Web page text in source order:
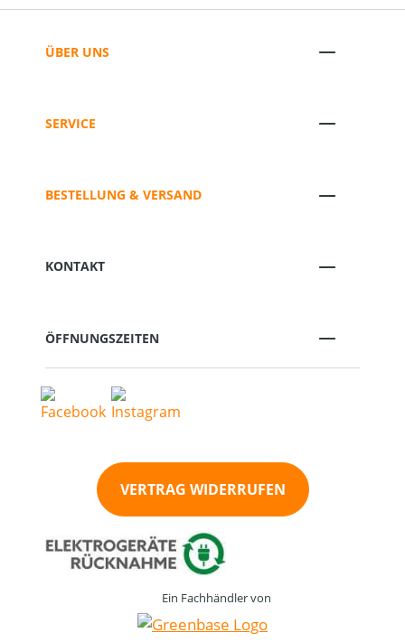
ÜBER UNS
SERVICE
BESTELLUNG & VERSAND
KONTAKT
ÖFFNUNGSZEITEN
VERTRAG WIDERRUFEN
Ein Fachhändler von